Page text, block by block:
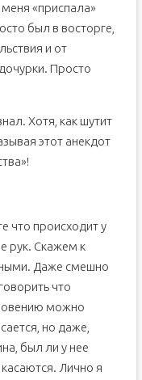
«приспала»
был в восторге,
и от
Просто
Хотя, как шутит
этот анекдот
что происходит у
рук. Скажем к
Даже смешно
что
можно
но даже,
был ли у нее
Лично я